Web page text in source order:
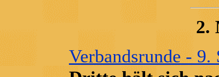
2.
Verbandsrunde - 9.